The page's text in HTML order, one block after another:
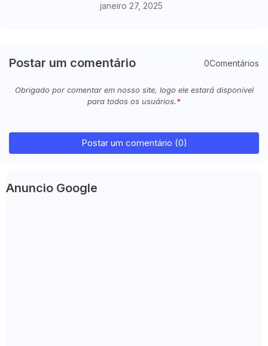
janeiro 27, 2025
Postar um comentário 0Comentários
Obrigado por comentar em nosso site, logo ele estará disponível
para todos os usuários.
Postar um comentário (0)
Anuncio Google